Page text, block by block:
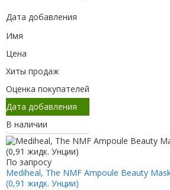
Дата добавления
Имя
Цена
Хиты продаж
Оценка покупателей
Дата добавления
В наличии
По запросу
Mediheal, The NMF Ampoule Beauty
(0,91 жидк. Унции)